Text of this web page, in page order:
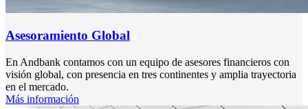
Asesoramiento Global
En Andbank contamos con un equipo de asesores financieros con
visión global, con presencia en tres continentes y amplia trayectoria
en el mercado.
Más información